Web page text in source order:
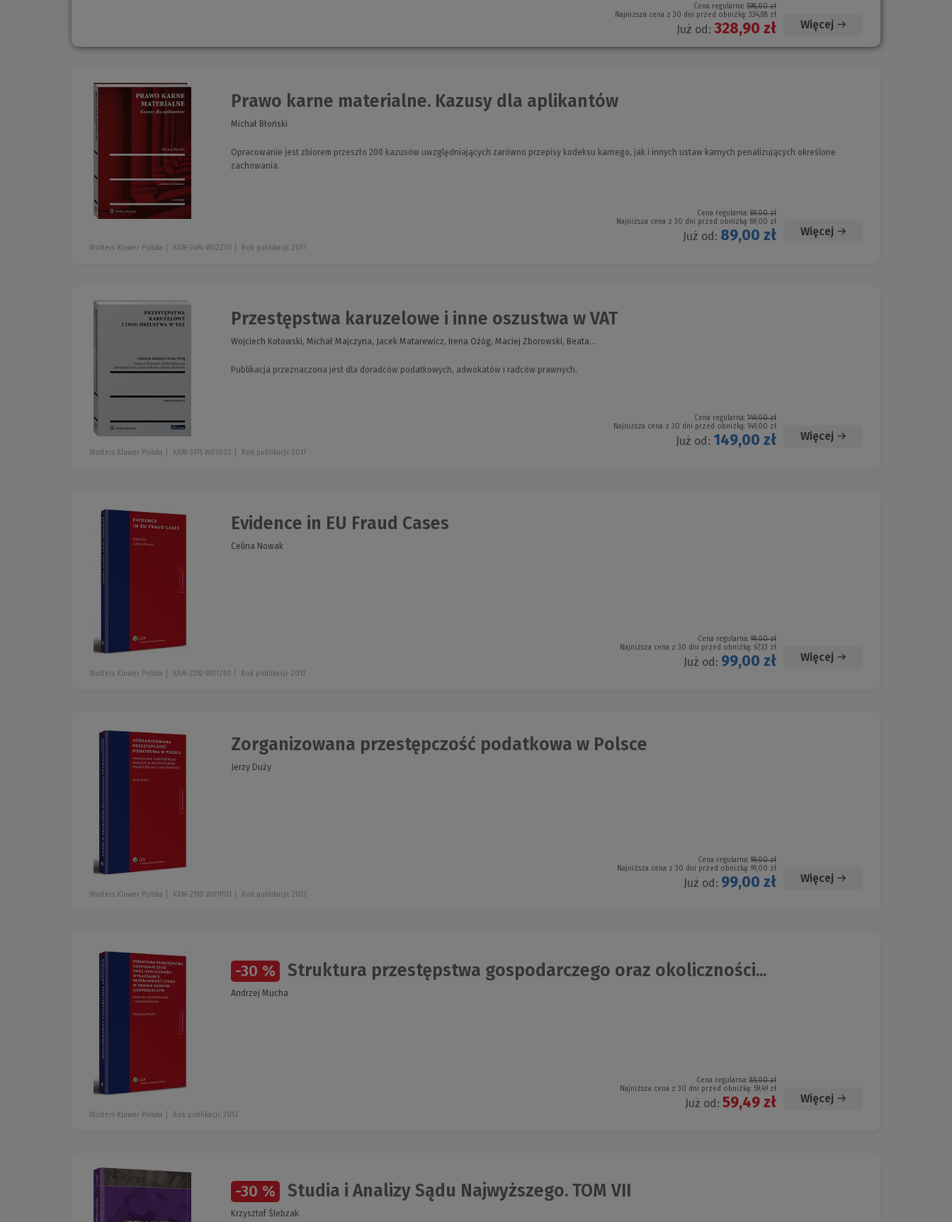
Cena regularna: 598,00 zł
Najniższa cena z 30 dni przed obniżką: 334,88 zł
Już od: 328,90 zł Więcej
Prawo karne materialne. Kazusy dla aplikantów
Michał Błoński
Opracowanie jest zbiorem przeszło 200 kazusów uwzględniających zarówno przepisy kodeksu karnego, jak i innych ustaw karnych penalizujących określone
zachowania.
Cena regularna: 89,00 zł
Najniższa cena z 30 dni przed obniżką: 89,00 zł
Już od: 89,00 zł Więcej
Wolters Kluwer Polska KAM-2494 W02Z01 Rok publikacji: 2017
Przestępstwa karuzelowe i inne oszustwa w VAT
Wojciech Kotowski, Michał Majczyna, Jacek Matarewicz, Irena Ożóg, Maciej Zborowski, Beata...
Publikacja przeznaczona jest dla doradców podatkowych, adwokatów i radców prawnych.
Cena regularna: 149,00 zł
Najniższa cena z 30 dni przed obniżką: 149,00 zł
Już od: 149,00 zł Więcej
Wolters Kluwer Polska KAM-3175 W01D02 Rok publikacji: 2017
Evidence in EU Fraud Cases
Celina Nowak
Cena regularna: 99,00 zł
Najniższa cena z 30 dni przed obniżką: 67,33 zł
Już od: 99,00 zł Więcej
Wolters Kluwer Polska KAM-2292 W01Z01 Rok publikacji: 2013
Zorganizowana przestępczość podatkowa w Polsce
Jerzy Duży
Cena regularna: 99,00 zł
Najniższa cena z 30 dni przed obniżką: 99,00 zł
Już od: 99,00 zł Więcej
Wolters Kluwer Polska KAM-2190 W01P01 Rok publikacji: 2013
-30 % Struktura przestępstwa gospodarczego oraz okoliczności...
Andrzej Mucha
Cena regularna: 85,00 zł
Najniższa cena z 30 dni przed obniżką: 59,49 zł
Już od: 59,49 zł Więcej
Wolters Kluwer Polska Rok publikacji: 2013
-30 % Studia i Analizy Sądu Najwyższego. TOM VII
Krzysztof Ślebzak